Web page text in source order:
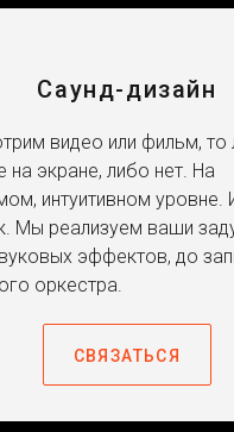
Саунд-дизайн
видео или фильм, то
на экране, либо нет. На
интуитивном уровне.
Мы реализуем ваши
эффектов, до
оркестра.
СВЯЗАТЬСЯ